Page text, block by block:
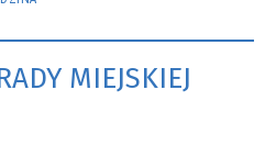
MIEJSKIEJ